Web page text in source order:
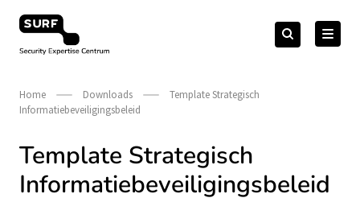
naar
Security Expertise Centrum – by SURF
Zoeken
naar:Zoeken
Home Downloads
Template Strategisch
Informatiebeveiligingsbeleid
Template Strategisch
Informatiebeveiligingsbeleid